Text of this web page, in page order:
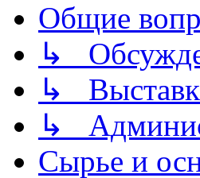
Общие
↳
↳
↳
Сырье и